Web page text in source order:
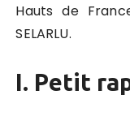
Hauts de
SELARLU.
I. Petit